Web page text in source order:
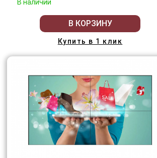
В наличии
В КОРЗИНУ
Купить в 1 клик